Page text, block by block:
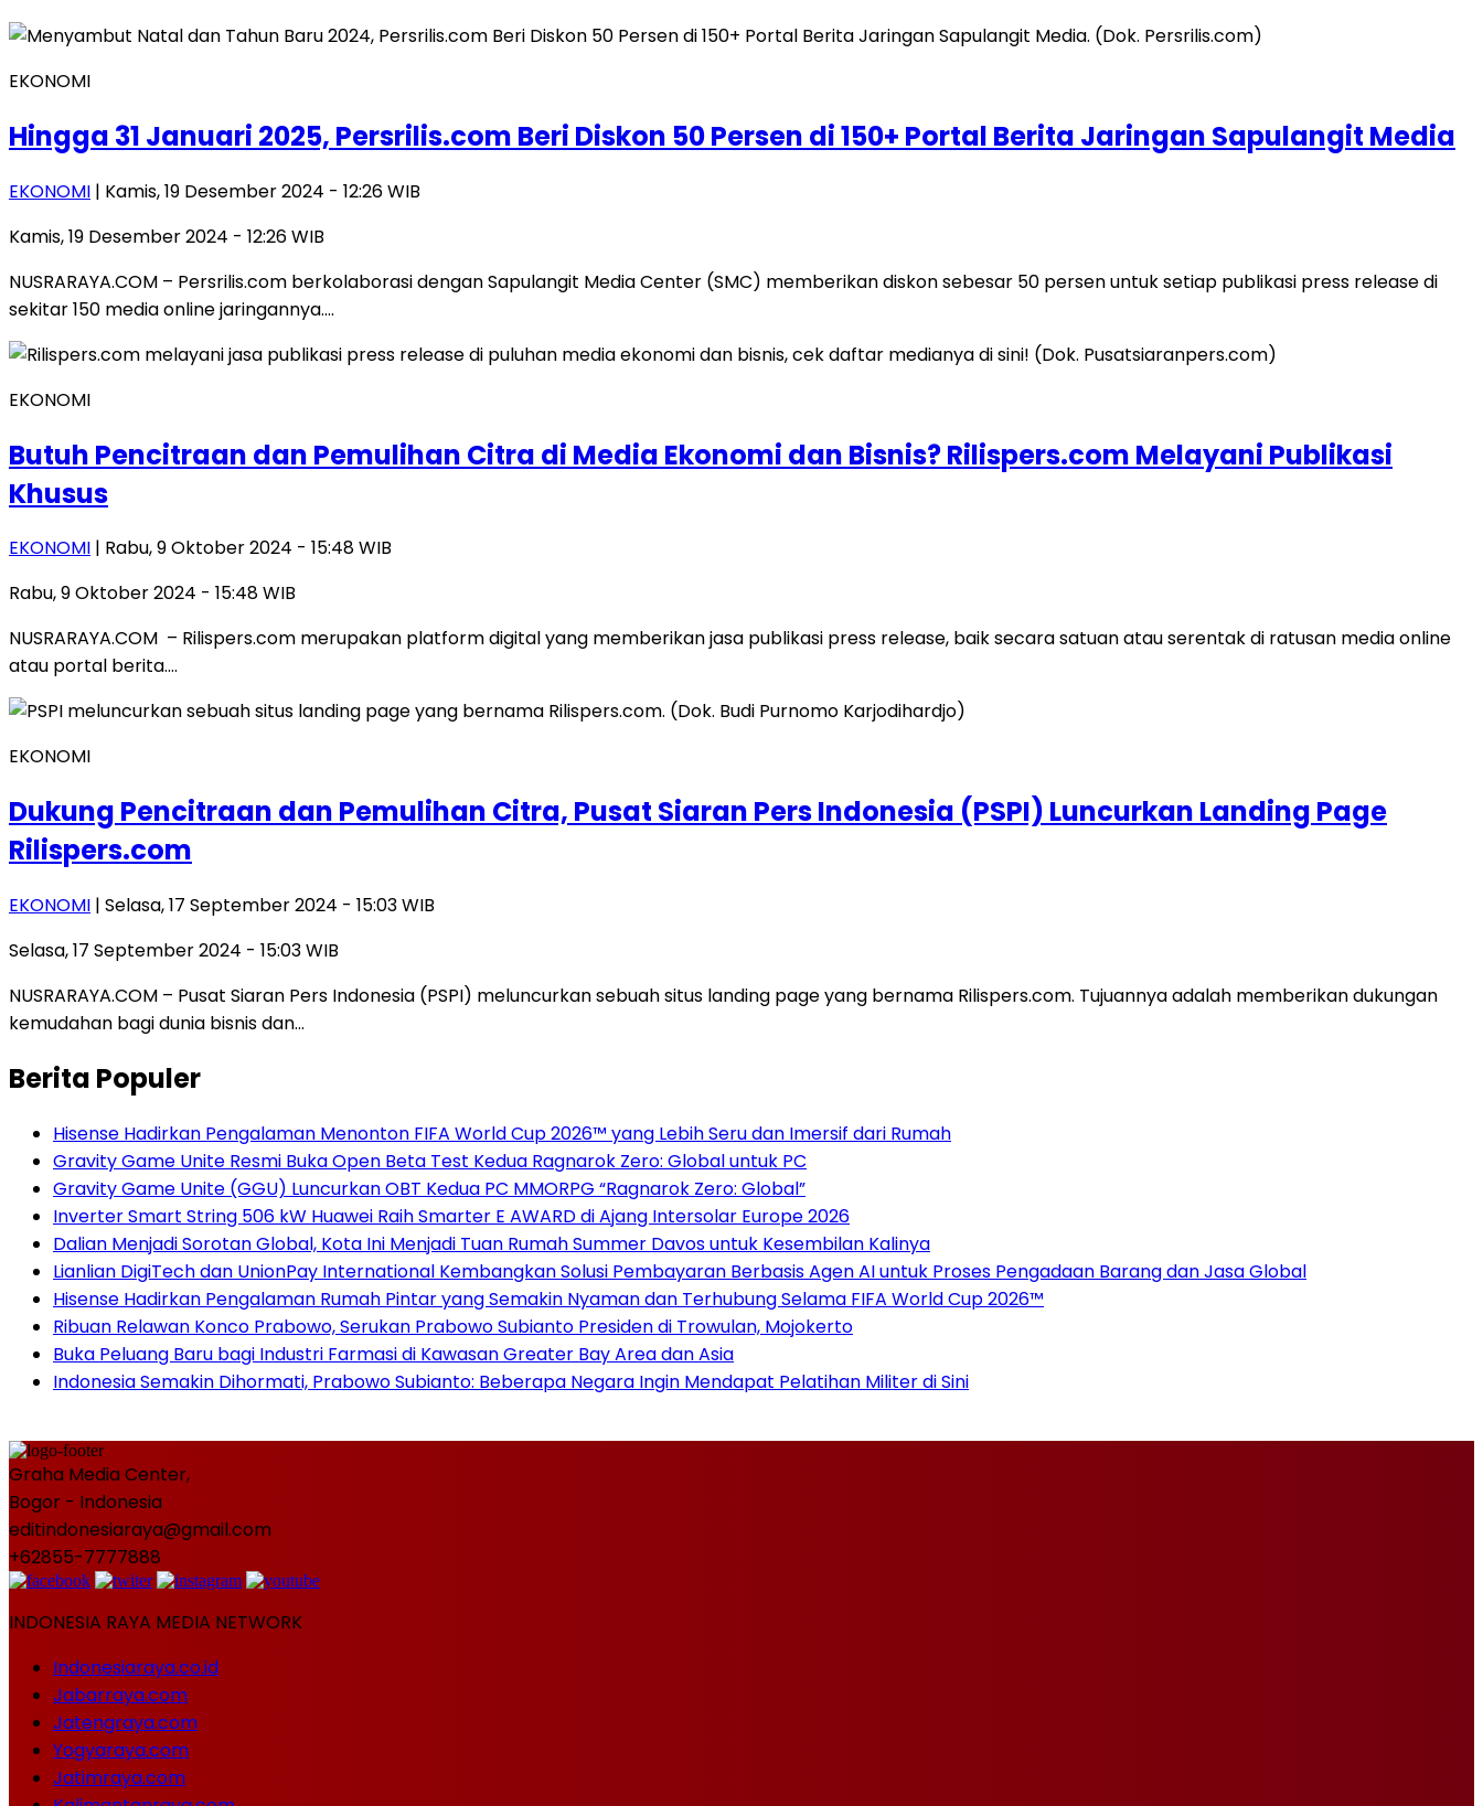
EKONOMI
Hingga 31 Januari 2025, Persrilis.com Beri Diskon 50 Persen di 150+ Portal Berita Jaringan Sapulangit Media
EKONOMI | Kamis, 19 Desember 2024 - 12:26 WIB
Kamis, 19 Desember 2024 - 12:26 WIB
NUSRARAYA.COM – Persrilis.com berkolaborasi dengan Sapulangit Media Center (SMC) memberikan diskon sebesar 50 persen untuk setiap publikasi press release di
sekitar 150 media online jaringannya….
EKONOMI
Butuh Pencitraan dan Pemulihan Citra di Media Ekonomi dan Bisnis? Rilispers.com Melayani Publikasi
Khusus
EKONOMI | Rabu, 9 Oktober 2024 - 15:48 WIB
Rabu, 9 Oktober 2024 - 15:48 WIB
NUSRARAYA.COM – Rilispers.com merupakan platform digital yang memberikan jasa publikasi press release, baik secara satuan atau serentak di ratusan media online
atau portal berita….
EKONOMI
Dukung Pencitraan dan Pemulihan Citra, Pusat Siaran Pers Indonesia (PSPI) Luncurkan Landing Page
Rilispers.com
EKONOMI | Selasa, 17 September 2024 - 15:03 WIB
Selasa, 17 September 2024 - 15:03 WIB
NUSRARAYA.COM – Pusat Siaran Pers Indonesia (PSPI) meluncurkan sebuah situs landing page yang bernama Rilispers.com. Tujuannya adalah memberikan dukungan
kemudahan bagi dunia bisnis dan…
Berita Populer
Hisense Hadirkan Pengalaman Menonton FIFA World Cup 2026™ yang Lebih Seru dan Imersif dari Rumah
Gravity Game Unite Resmi Buka Open Beta Test Kedua Ragnarok Zero: Global untuk PC
Gravity Game Unite (GGU) Luncurkan OBT Kedua PC MMORPG “Ragnarok Zero: Global”
Inverter Smart String 506 kW Huawei Raih Smarter E AWARD di Ajang Intersolar Europe 2026
Dalian Menjadi Sorotan Global, Kota Ini Menjadi Tuan Rumah Summer Davos untuk Kesembilan Kalinya
Lianlian DigiTech dan UnionPay International Kembangkan Solusi Pembayaran Berbasis Agen AI untuk Proses Pengadaan Barang dan Jasa Global
Hisense Hadirkan Pengalaman Rumah Pintar yang Semakin Nyaman dan Terhubung Selama FIFA World Cup 2026™
Ribuan Relawan Konco Prabowo, Serukan Prabowo Subianto Presiden di Trowulan, Mojokerto
Buka Peluang Baru bagi Industri Farmasi di Kawasan Greater Bay Area dan Asia
Indonesia Semakin Dihormati, Prabowo Subianto: Beberapa Negara Ingin Mendapat Pelatihan Militer di Sini
Graha Media Center,
Bogor - Indonesia
editindonesiaraya@gmail.com
+62855-7777888
INDONESIA RAYA MEDIA NETWORK
Indonesiaraya.co.id
Jabarraya.com
Jatengraya.com
Yogyaraya.com
Jatimraya.com